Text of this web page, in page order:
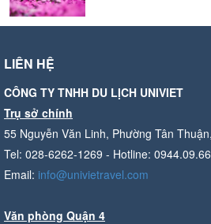
LIÊN HỆ
CÔNG TY TNHH DU LỊCH UNIVIET
Trụ sở chính
55 Nguyễn Văn Linh, Phường Tân
Tel: 028-6262-1269 - Hotline:
Email: info@univietravel.com
Văn phòng Quận 4